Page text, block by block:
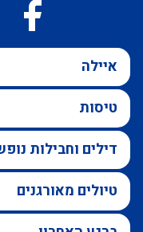
איילה
טיסות
דילים וחבילות
טיולים מאורגנים